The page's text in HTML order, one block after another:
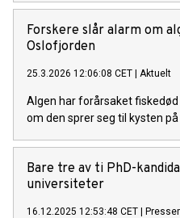
Forskere slår alarm om
Oslofjorden
25.3.2026 12:06:08 CET Aktuelt
Algen har forårsaket
om den sprer seg til kysten
Bare tre av ti PhD-
universiteter
16.12.2025 12:53:48 CET